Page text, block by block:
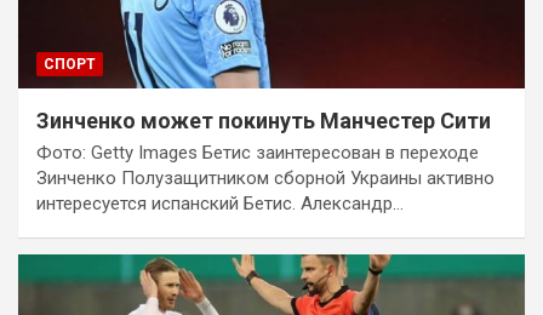
СПОРТ
Зинченко может покинуть Манчестер Сити
Фото: Getty Images Бетис заинтересован в переходе
Зинченко Полузащитником сборной Украины активно
интересуется испанский Бетис. Александр…